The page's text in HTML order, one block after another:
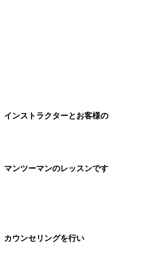
インストラクターとお客様の
マンツーマンのレッスンです
カウンセリングを行い